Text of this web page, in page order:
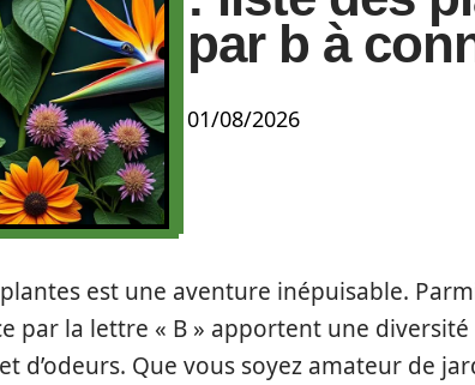
par b à
01/08/2026
est une aventure inépuisable.
par la lettre « B » apportent une diversité
d’odeurs. Que vous soyez amateur de